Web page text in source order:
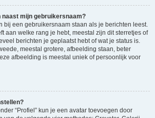
naast mijn gebruikersnaam?
bij een gebruikersnaam staan als je berichten leest.
aan welke rang je hebt, meestal zijn dit sterretjes of
berichten je geplaatst hebt of wat je status is.
meestal grotere, afbeelding staan, beter
afbeelding is meestal uniek of persoonlijk voor
“Profiel” kun je een avatar toevoegen door